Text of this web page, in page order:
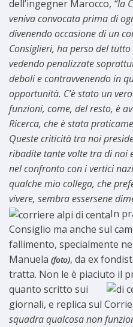
dell’ingegner Marocco, “la
veniva convocata prima di
divenendo occasione di un
Consiglieri, ha perso del
vedendo penalizzate
deboli e contravvenendo in
opportunità. C’è stato un
funzioni, come, del resto, è
Ricerca, che è stata
Queste criticità tra noi
ribadite tante volte tra di noi
nel confronto con i vertici
qualche mio collega, che
vivere, sembra essersene
In
Consiglio ma anche sul
fallimento, specialmente
Manuela (foto), da ex
tratta. Non le è piaciuto il
quanto scritto sui
giornali, e replica sul
squadra qualcosa non